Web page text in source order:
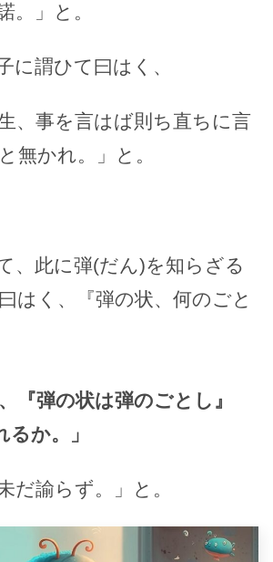
。」と。
に謂ひて曰はく、
、事を言はば則ち直ちに言
無かれ。」と。
、此に弾(だん)を知らざる
はく、『弾の状、何のごと
『弾の状は弾のごとし』
るか。」
だ諭らず。」と。